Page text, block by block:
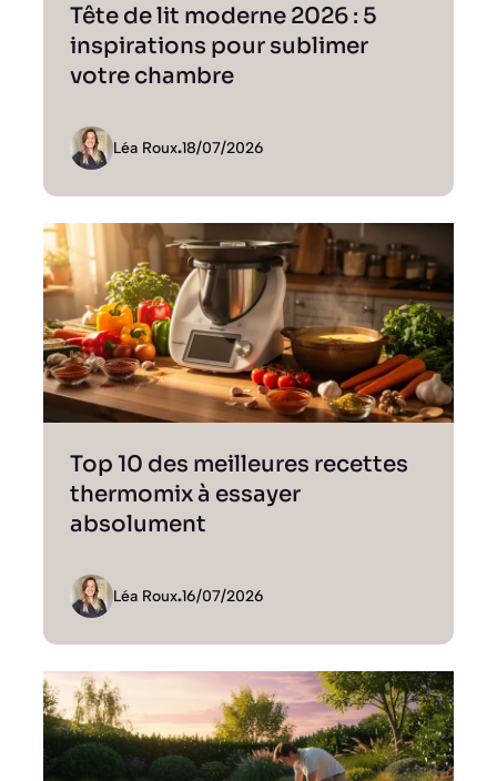
Tête de lit moderne 2026 : 5
inspirations pour sublimer
votre chambre
Léa Roux.18/07/2026
Top 10 des meilleures recettes
thermomix à essayer
absolument
Léa Roux.16/07/2026